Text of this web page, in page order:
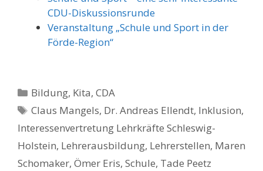
CDU-Diskussionsrunde
Veranstaltung „Schule und Sport in der
Förde-Region“
Kategorien
Bildung, Kita,CDA
Schlagwörter
Claus Mangels, Dr. Andreas Ellendt, Inklusion,
Interessenvertretung Lehrkräfte Schleswig-
Holstein, Lehrerausbildung, Lehrerstellen, Maren
Schomaker, Ömer Eris, Schule, Tade Peetz